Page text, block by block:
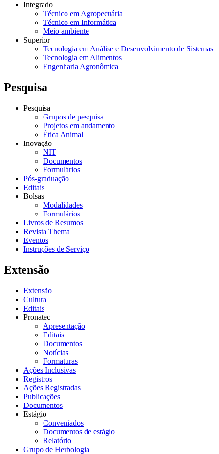
Integrado
Técnico em Agropecuária
Técnico em Informática
Meio ambiente
Superior
Tecnologia em Análise e Desenvolvimento de Sistemas
Tecnologia em Alimentos
Engenharia Agronômica
Pesquisa
Pesquisa
Grupos de pesquisa
Projetos em andamento
Ética Animal
Inovação
NIT
Documentos
Formulários
Pós-graduação
Editais
Bolsas
Modalidades
Formulários
Livros de Resumos
Revista Thema
Eventos
Instruções de Serviço
Extensão
Extensão
Cultura
Editais
Pronatec
Apresentação
Editais
Documentos
Notícias
Formaturas
Ações Inclusivas
Registros
Ações Registradas
Publicações
Documentos
Estágio
Conveniados
Documentos de estágio
Relatório
Grupo de Herbologia